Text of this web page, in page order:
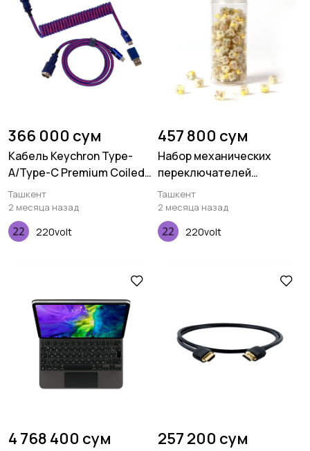
366 000 сум
Кабель Keychron Type-
A/Type-C Premium Coiled
Aviator, Cable-Straight,
Purple
Ташкент
2 месяца назад
220volt
457 800 сум
Набор механических
переключателей
Keychron Gateron Cap, V2
Milky Yellow, 110 pcs
Ташкент
2 месяца назад
220volt
4 768 400 сум 257 200 сум